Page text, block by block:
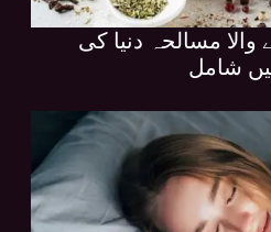
والا مسالحہ دنیا کی
شامل